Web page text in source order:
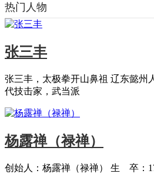
热门人物
张三丰
张三丰，太极拳开山鼻祖 辽东懿州
代技击家，武当派
杨露禅（禄禅）
创始人：杨露禅（禄禅） 生 卒：